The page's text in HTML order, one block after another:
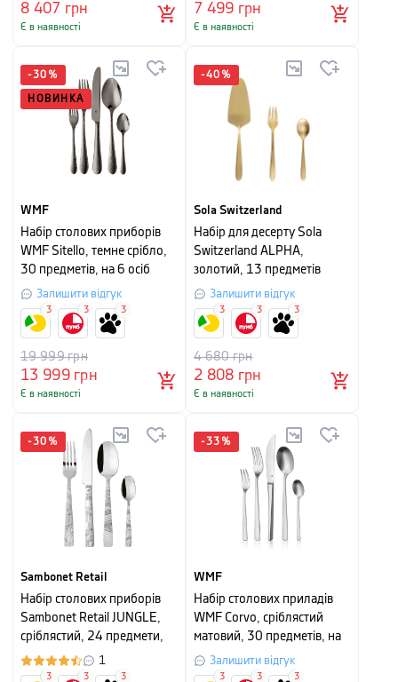
8 407 грн
Є в наявності
7 499 грн
Є в наявності
-30 %
НОВИНКА
WMF
Набір столових приборів
WMF Sitello, темне срібло,
30 предметів, на 6 осіб
Залишити відгук
13 999грн
19 999грн
Є в наявності
3 3 3
-40 %
Sola Switzerland
Набір для десерту Sola
Switzerland ALPHA,
золотий, 13 предметів
Залишити відгук
2 808 грн
4 680грн
Є в наявності
3 3 3
-30 %
Sambonet Retail
Набір столових приборів
Sambonet Retail JUNGLE,
сріблястий, 24 предмети,
на 6 персон
1
3 3 3
-33 %
WMF
Набір столових приладів
WMF Corvo, сріблястий
матовий, 30 предметів, на
6 персон
Залишити відгук
3 3 3